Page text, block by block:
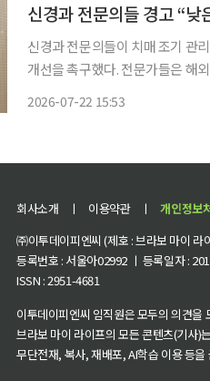
신경과 전문의들 경고 “낮
신경과 전문의들이 치매 조기 관
개선을 촉구했다. 전문가들은 해
2026-07-22 15:53
회사소개 ㅣ 이용약관 ㅣ 개인정보
㈜이투데이피엔씨 (제호 : 브라보 마이
등록번호 : 서울아02992 ㅣ 등록일자 :
ISSN : 2951-4681
이투데이피엔씨 임직원은 모두의 의견을
브라보 마이 라이프의 모든 콘텐츠(기사)
무단전재, 복사, 재배포, AI학습 이용 등을